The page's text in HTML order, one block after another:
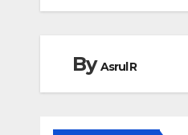
ByAsrul R